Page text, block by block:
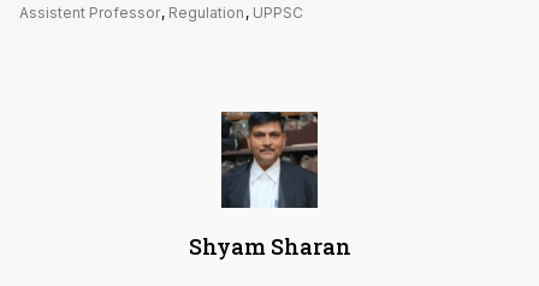
के
1253
सहायक
प्रोफेसर
भर्ती
Assistent Professor, Regulation , UPPSC
Shyam Sharan